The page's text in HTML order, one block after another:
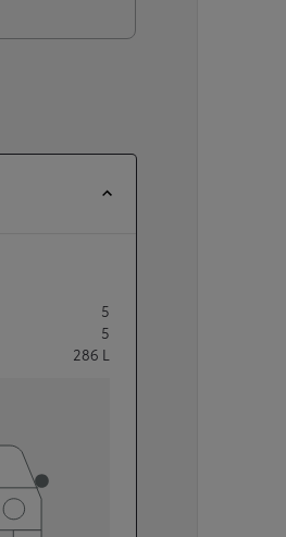
5
5
286 L